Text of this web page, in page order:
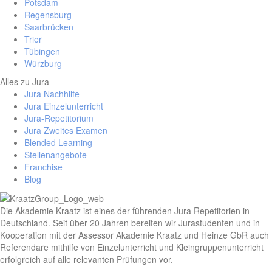
Regensburg
Saarbrücken
Trier
Tübingen
Würzburg
Alles zu Jura
Jura Nachhilfe
Jura Einzelunterricht
Jura-Repetitorium
Jura Zweites Examen
Blended Learning
Stellenangebote
Franchise
Blog
Die Akademie Kraatz ist eines der führenden Jura Repetitorien in
Deutschland. Seit über 20 Jahren bereiten wir Jurastudenten und in
Kooperation mit der Assessor Akademie Kraatz und Heinze GbR auch
Referendare mithilfe von Einzelunterricht und Kleingruppenunterricht
erfolgreich auf alle relevanten Prüfungen vor.